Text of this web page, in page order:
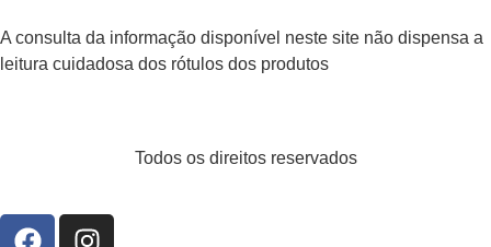
A consulta da informação disponível neste site não dispensa a
leitura cuidadosa dos rótulos dos produtos
Todos os direitos reservados